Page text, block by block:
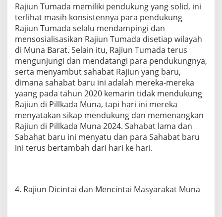
Rajiun Tumada memiliki pendukung yang solid, ini
terlihat masih konsistennya para pendukung
Rajiun Tumada selalu mendampingi dan
mensosialisasikan Rajiun Tumada disetiap wilayah
di Muna Barat. Selain itu, Rajiun Tumada terus
mengunjungi dan mendatangi para pendukungnya,
serta menyambut sahabat Rajiun yang baru,
dimana sahabat baru ini adalah mereka-mereka
yaang pada tahun 2020 kemarin tidak mendukung
Rajiun di Pillkada Muna, tapi hari ini mereka
menyatakan sikap mendukung dan memenangkan
Rajiun di Pillkada Muna 2024. Sahabat lama dan
Sabahat baru ini menyatu dan para Sahabat baru
ini terus bertambah dari hari ke hari.
4. Rajiun Dicintai dan Mencintai Masyarakat Muna